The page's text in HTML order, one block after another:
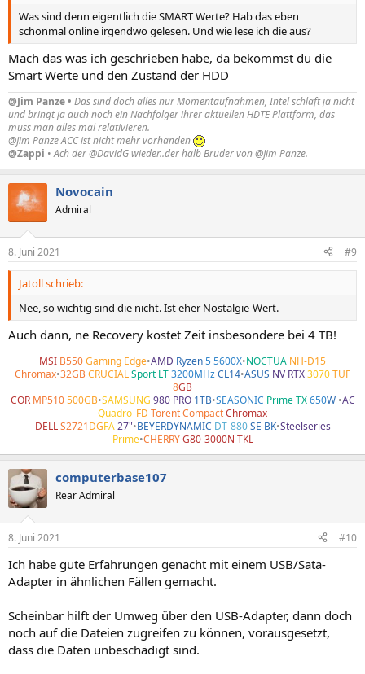
Was sind denn eigentlich die SMART Werte? Hab das eben
schonmal online irgendwo gelesen. Und wie lese ich die aus?
Mach das was ich geschrieben habe, da bekommst du die
Smart Werte und den Zustand der HDD
@Jim Panze • Das sind doch alles nur Momentaufnahmen, Intel schläft ja nicht
und bringt ja auch noch ein Nachfolger ihrer aktuellen HDTE Plattform, das
muss man alles mal relativieren.
@Jim Panze ACC ist nicht mehr vorhanden
@Zappi •Ach der @DavidG wieder..der halb Bruder von @Jim Panze.
Novocain
Admiral
8. Juni 2021 #9
Jatoll schrieb:
Nee, so wichtig sind die nicht. Ist eher Nostalgie-Wert.
Auch dann, ne Recovery kostet Zeit insbesondere bei 4 TB!
MSI B550Gaming Edge•AMD Ryzen5 5600X•NOCTUA NH-D15
Chromax•32GBCRUCIALSport LT3200MHzCL14•ASUS NV RTX3070TUF
8GB
COR MP510 500GB•SAMSUNG 980 PRO 1TB•SEASONIC Prime TX 650W•AC
Quadro FD Torent CompactChromax
DELL S2721DGFA 27"•BEYERDYNAMIC DT-880SE BK•Steelseries
Prime•CHERRY G80-3000N TKL
computerbase107
Rear Admiral
8. Juni 2021 #10
Ich habe gute Erfahrungen genacht mit einem USB/Sata-
Adapter in ähnlichen Fällen gemacht.
Scheinbar hilft der Umweg über den USB-Adapter, dann doch
noch auf die Dateien zugreifen zu können, vorausgesetzt,
dass die Daten unbeschädigt sind.